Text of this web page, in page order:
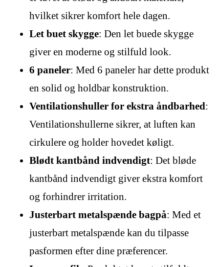
hvilket sikrer komfort hele dagen.
Let buet skygge: Den let buede skygge
giver en moderne og stilfuld look.
6 paneler: Med 6 paneler har dette produkt
en solid og holdbar konstruktion.
Ventilationshuller for ekstra åndbarhed:
Ventilationshullerne sikrer, at luften kan
cirkulere og holder hovedet køligt.
Blødt kantbånd indvendigt: Det bløde
kantbånd indvendigt giver ekstra komfort
og forhindrer irritation.
Justerbart metalspænde bagpå: Med et
justerbart metalspænde kan du tilpasse
pasformen efter dine præferencer.